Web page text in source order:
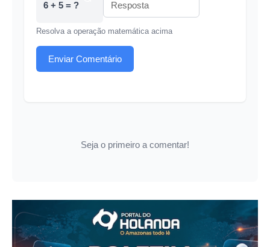
6 + 5 = ?
Resolva a operação matemática acima
Enviar Comentário
Seja o primeiro a comentar!